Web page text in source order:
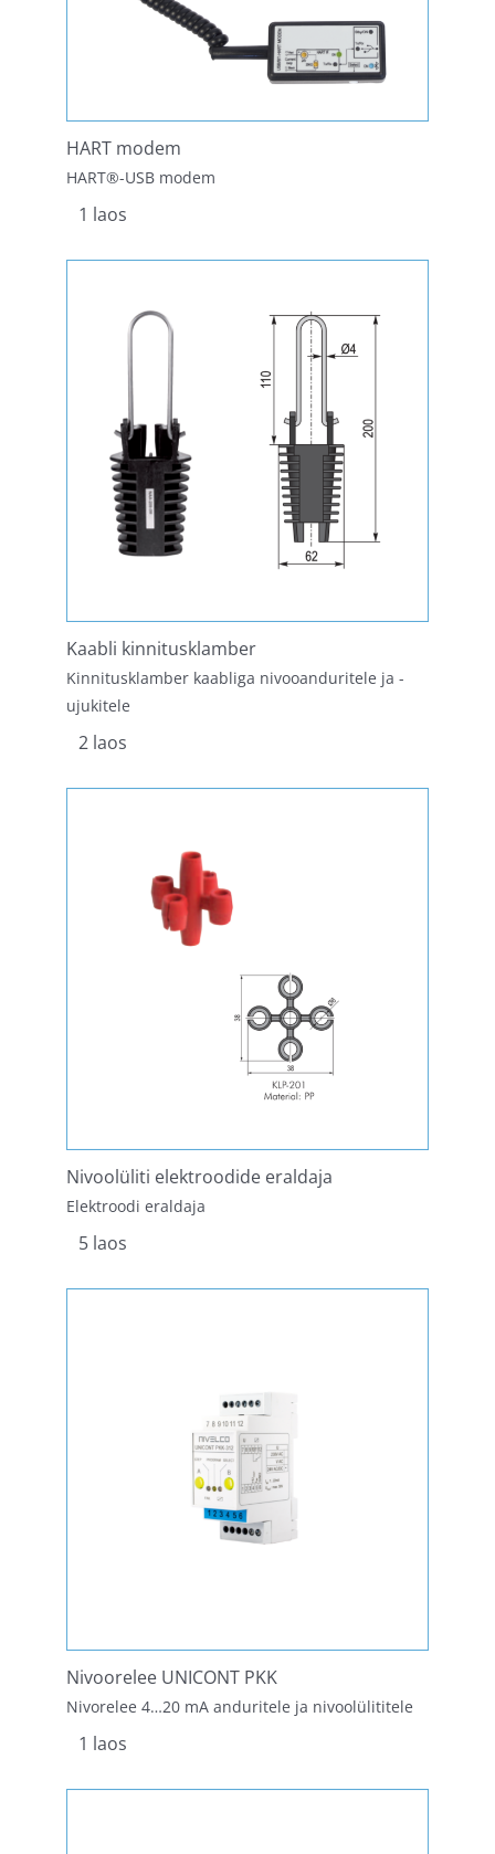
HART modem
HART®-USB modem
1 laos
Kaabli kinnitusklamber
Kinnitusklamber kaabliga nivooanduritele ja -
ujukitele
2 laos
Nivoolüliti elektroodide eraldaja
Elektroodi eraldaja
5 laos
Nivoorelee UNICONT PKK
Nivorelee 4…20 mA anduritele ja nivoolülititele
1 laos